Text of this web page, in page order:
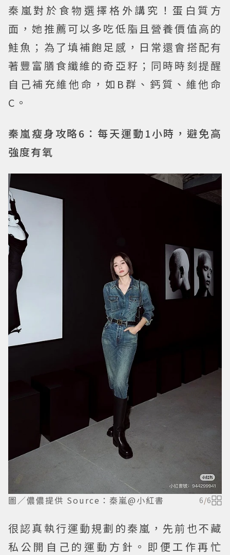
秦嵐對於食物選擇格外講究！蛋白質方
面，她推薦可以多吃低脂且營養價值高的
鮭魚；為了填補飽足感，日常還會搭配有
著豐富膳食纖維的奇亞籽；同時時刻提醒
自己補充維他命，如B群、鈣質、維他命
C。
秦嵐瘦身攻略6：每天運動1小時，避免高
強度有氧
圖／儂儂提供 Source：秦嵐@小紅書 6/6
很認真執行運動規劃的秦嵐，先前也不藏
私公開自己的運動方針。即便工作再忙